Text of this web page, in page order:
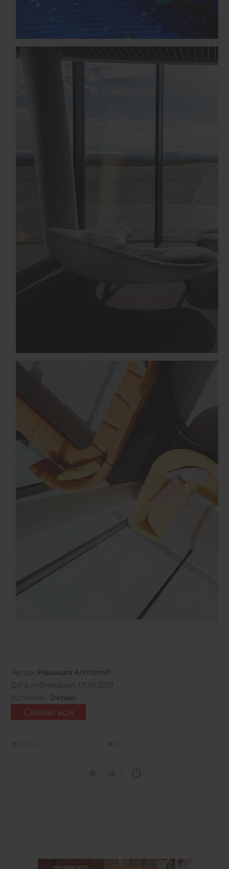
Автор:
Редакция Archiprofi
Дата публикации: 01.10.2019
Источник:
Dezeen
Связаться